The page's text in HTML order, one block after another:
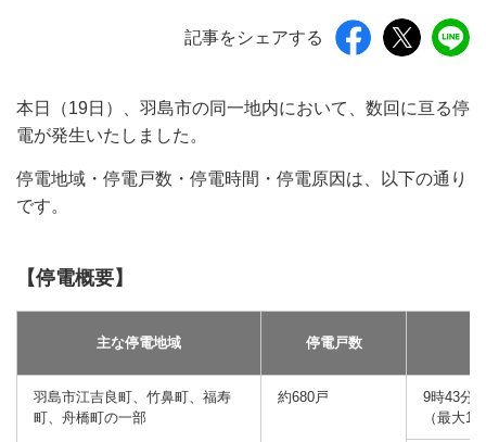
記事をシェアする
本日（19日）、羽島市の同一地内において、数回に亘る停
電が発生いたしました。
停電地域・停電戸数・停電時間・停電原因は、以下の通り
です。
【停電概要】
主な停電地域 停電戸数
羽島市江吉良町、竹鼻町、福寿
町、舟橋町の一部
約680戸
9時43分
（最大1